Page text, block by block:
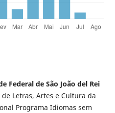
Federal de São João del Rei
Letras, Artes e Cultura da
Programa Idiomas sem